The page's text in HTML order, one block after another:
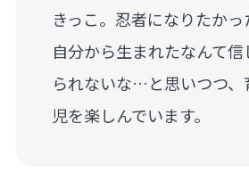
きっこ。忍者になりたかっ
自分から生まれたなんて信
られないな…と思いつつ、
児を楽しんでいます。